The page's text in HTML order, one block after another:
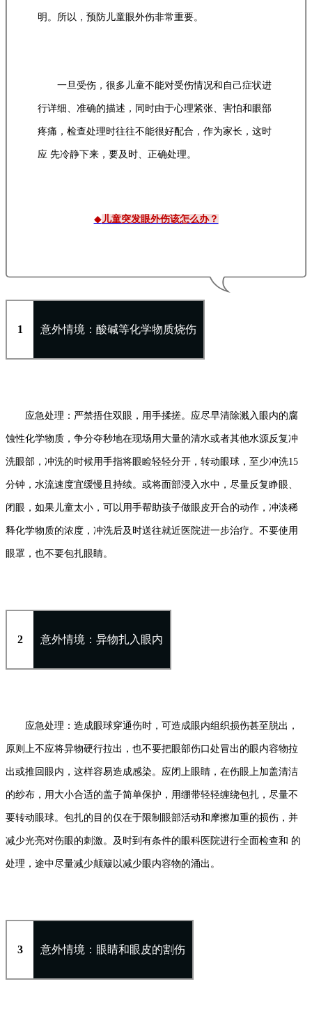
明。所以，预防儿童眼外伤非常重要。
一旦受伤，很多儿童不能对受伤情况和自己症状进
行详细、准确的描述，同时由于心理紧张、害怕和眼部
疼痛，检查处理时往往不能很好配合，作为家长，这时
应 先冷静下来，要及时、正确处理。
◆儿童突发眼外伤该怎么办？
1 意外情境：酸碱等化学物质烧伤
应急处理：严禁捂住双眼，用手揉搓。应尽早清除溅入眼内的腐
蚀性化学物质，争分夺秒地在现场用大量的清水或者其他水源反复冲
洗眼部，冲洗的时候用手指将眼睑轻轻分开，转动眼球，至少冲洗15
分钟，水流速度宜缓慢且持续。或将面部浸入水中，尽量反复睁眼、
闭眼，如果儿童太小，可以用手帮助孩子做眼皮开合的动作，冲淡稀
释化学物质的浓度，冲洗后及时送往就近医院进一步治疗。不要使用
眼罩，也不要包扎眼睛。
2 意外情境：异物扎入眼内
应急处理：造成眼球穿通伤时，可造成眼内组织损伤甚至脱出，
原则上不应将异物硬行拉出，也不要把眼部伤口处冒出的眼内容物拉
出或推回眼内，这样容易造成感染。应闭上眼睛，在伤眼上加盖清洁
的纱布，用大小合适的盖子简单保护，用绷带轻轻缠绕包扎，尽量不
要转动眼球。包扎的目的仅在于限制眼部活动和摩擦加重的损伤，并
减少光亮对伤眼的刺激。及时到有条件的眼科医院进行全面检查和 的
处理，途中尽量减少颠簸以减少眼内容物的涌出。
3 意外情境：眼睛和眼皮的割伤